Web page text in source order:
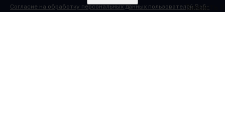
Закрыть X
Согласие на обработку персональных данных пользователей Веб-
сайта.